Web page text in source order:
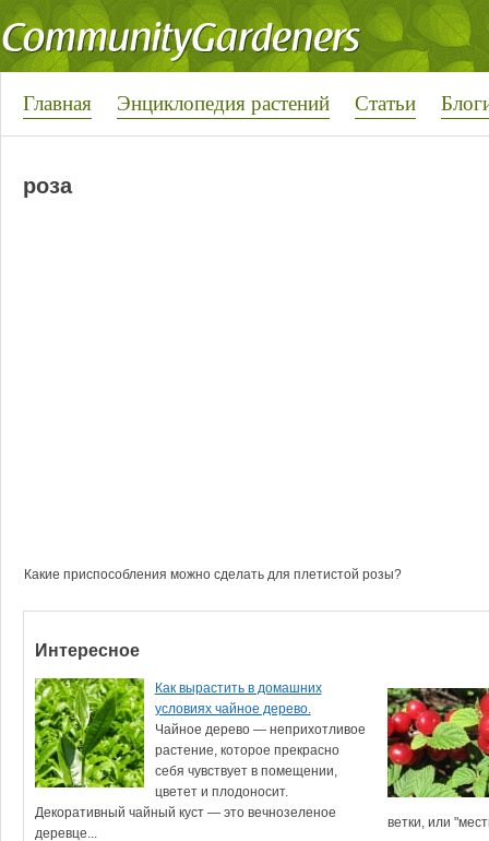
Главная Энциклопедия растений Статьи
роза
Какие приспособления можно сделать для плетистой розы?
Интересное
Как вырастить в домашних
условиях чайное дерево.
Чайное дерево — неприхотливое
растение, которое прекрасно
себя чувствует в помещении,
цветет и плодоносит.
Декоративный чайный куст — это вечнозеленое
деревце...
ветки, или